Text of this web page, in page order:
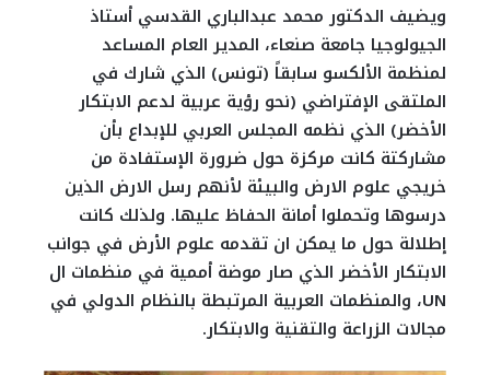
ويضيف الدكتور محمد عبدالباري القدسي أستاذ
الجيولوجيا جامعة صنعاء، المدير العام المساعد
لمنظمة الألكسو سابقاً (تونس) الذي شارك في
الملتقى الإفتراضي (نحو رؤية عربية لدعم الابتكار
الأخضر) الذي نظمه المجلس العربي للإبداع بأن
مشاركتة كانت مركزة حول ضرورة الإستفادة من
خريجي علوم الارض والبيئة لأنهم رسل الارض الذين
درسوها وتحملوا أمانة الحفاظ عليها. ولذلك كانت
إطلالة حول ما يمكن ان تقدمه علوم الأرض في جوانب
الابتكار الأخضر الذي صار موضة أممية في منظمات ال
UN، والمنظمات العربية المرتبطة بالنظام الدولي في
مجالات الزراعة والتقنية والابتكار.